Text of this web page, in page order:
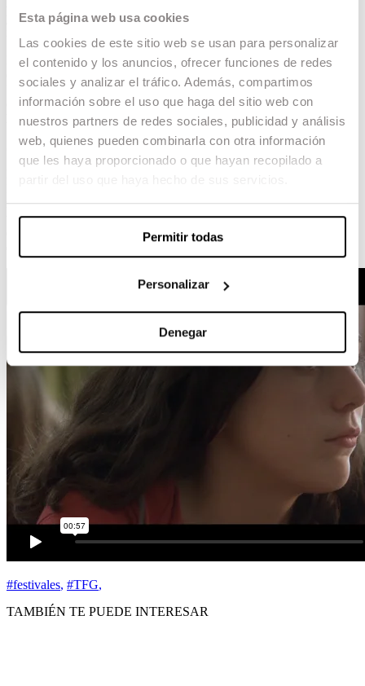
Esta página web usa cookies
Las cookies de este sitio web se usan para personalizar
el contenido y los anuncios, ofrecer funciones de redes
sociales y analizar el tráfico. Además, compartimos
información sobre el uso que haga del sitio web con
nuestros partners de redes sociales, publicidad y análisis
web, quienes pueden combinarla con otra información
que les haya proporcionado o que hayan recopilado a
Permitir todas
Personalizar
Denegar
y forma parte del catálogo anualKIMUAK
Este el primer cortometraje producido por la
escuela que viaja al festival holandés. En 2007,
Yo, película dirigida porRafa Cortésy
coproducida por ESCAC, ganó el Premio
FIPRESCI
Sinopsis:
reivindicativo y abertzale. Un día, su padre asume
un cargo político en el Gobierno Vasco, por lo
que tendrá que llevar escolta y renunciar a la vida
#festivales, #TFG,
TAMBIÉN TE PUEDE INTERESAR